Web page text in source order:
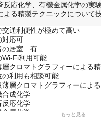
反応化学、有機金属化学の実
よる精製テクニックについて
交通利便性が極めて高い
対応可
の居室 有
Wi-Fi利用可能
層クロマトグラフィーによる
の利用も相談可能
薄層クロマトグラフィーによ
合成化学
反応化学
金属化学
もっと見る